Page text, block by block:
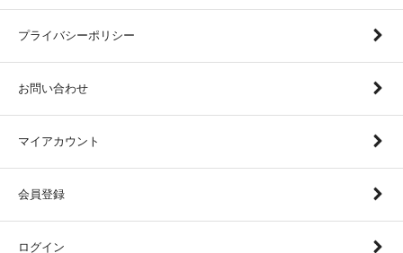
プライバシーポリシー
お問い合わせ
マイアカウント
会員登録
ログイン